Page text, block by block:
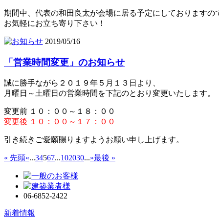
期間中、代表の和田良太が会場に居る予定にしておりますの
お気軽にお立ち寄り下さい！
2019/05/16
「営業時間変更」のお知らせ
誠に勝手ながら２０１９年５月１３日より、
月曜日～土曜日の営業時間を下記のとおり変更いたします。
変更前 １０：００～１８：００
変更後 １０：００～１７：００
引き続きご愛願賜りますようお願い申し上げます。
« 先頭«...34567...102030...»最後 »
06-6852-2422
新着情報